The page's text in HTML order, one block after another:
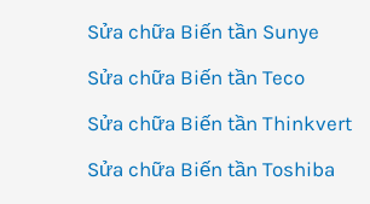
Sửa chữa Biến tần Sunye
Sửa chữa Biến tần Teco
Sửa chữa Biến tần Thinkvert
Sửa chữa Biến tần Toshiba